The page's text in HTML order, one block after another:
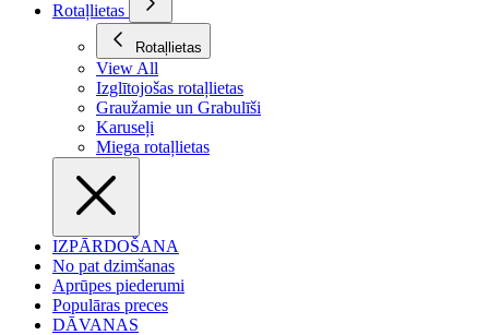
Rotaļlietas
Rotaļlietas
View All
Izglītojošas rotaļlietas
Graužamie un Grabulīši
Karuseļi
Miega rotaļlietas
IZPĀRDOŠANA
No pat dzimšanas
Aprūpes piederumi
Populāras preces
DĀVANAS